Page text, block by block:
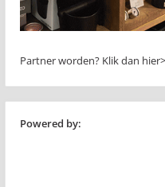
Partner worden? Klik dan hier>
Powered by: